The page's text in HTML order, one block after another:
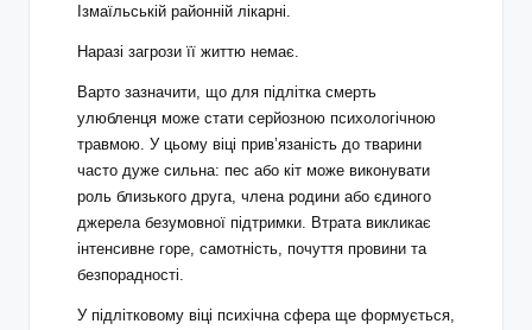
Ізмаїльській районній лікарні.
Наразі загрози її життю немає.
Варто зазначити, що для підлітка смерть
улюбленця може стати серйозною психологічною
травмою. У цьому віці прив’язаність до тварини
часто дуже сильна: пес або кіт може виконувати
роль близького друга, члена родини або єдиного
джерела безумовної підтримки. Втрата викликає
інтенсивне горе, самотність, почуття провини та
безпорадності.
У підлітковому віці психічна сфера ще формується,